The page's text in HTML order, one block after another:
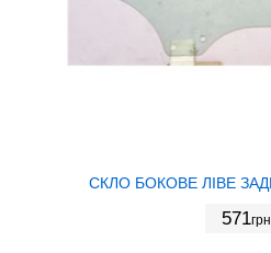
СКЛО БОКОВЕ ЛІВЕ
571грн